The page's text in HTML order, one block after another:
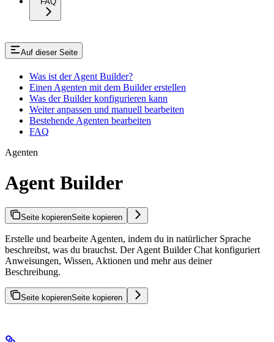
Auf dieser Seite
Was ist der Agent Builder?
Einen Agenten mit dem Builder erstellen
Was der Builder konfigurieren kann
Weiter anpassen und manuell bearbeiten
Bestehende Agenten bearbeiten
FAQ
Agenten
Agent Builder
Seite kopierenSeite kopieren
Erstelle und bearbeite Agenten, indem du in natürlicher Sprache
beschreibst, was du brauchst. Der Agent Builder Chat konfiguriert
Anweisungen, Wissen, Aktionen und mehr aus deiner
Beschreibung.
Seite kopierenSeite kopieren